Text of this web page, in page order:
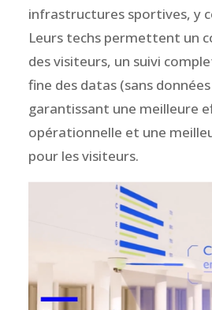
infrastructures sportives, y
Leurs techs permettent un
des visiteurs, un suivi
fine des datas (sans
garantissant une meilleure
opérationnelle et une
pour les visiteurs.